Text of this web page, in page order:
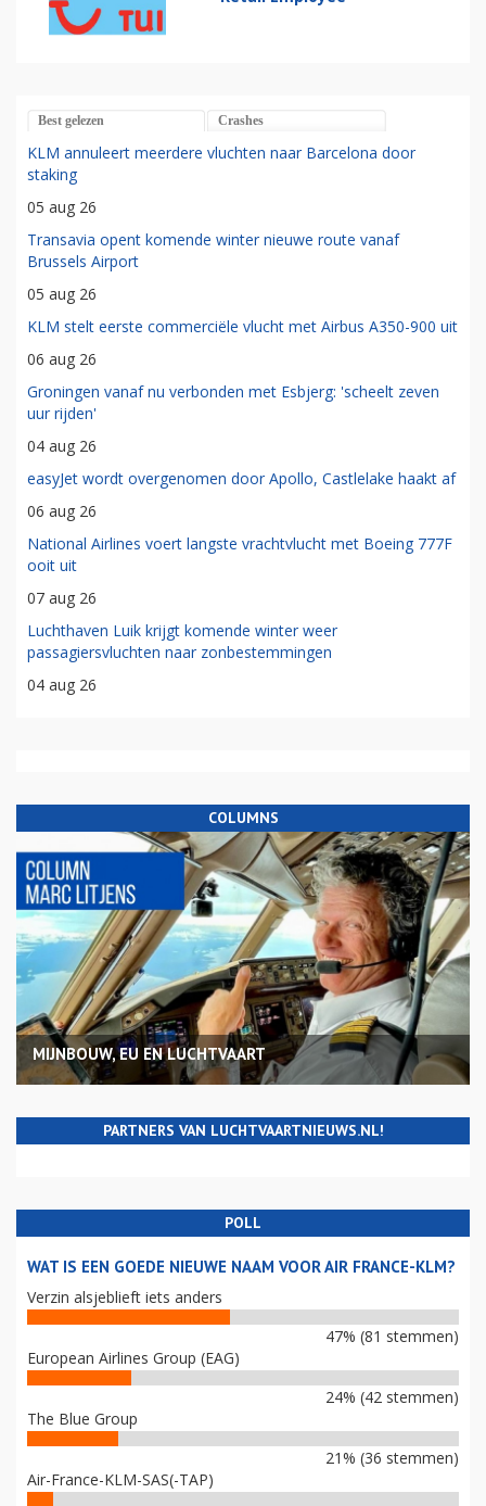
Best gelezen Crashes
KLM annuleert meerdere vluchten naar Barcelona door
staking
05 aug 26
Transavia opent komende winter nieuwe route vanaf
Brussels Airport
05 aug 26
KLM stelt eerste commerciële vlucht met Airbus A350-900 uit
06 aug 26
Groningen vanaf nu verbonden met Esbjerg: 'scheelt zeven
uur rijden'
04 aug 26
easyJet wordt overgenomen door Apollo, Castlelake haakt af
06 aug 26
National Airlines voert langste vrachtvlucht met Boeing 777F
ooit uit
07 aug 26
Luchthaven Luik krijgt komende winter weer
passagiersvluchten naar zonbestemmingen
04 aug 26
COLUMNS
MIJNBOUW, EU EN LUCHTVAART
PARTNERS VAN LUCHTVAARTNIEUWS.NL!
POLL
WAT IS EEN GOEDE NIEUWE NAAM VOOR AIR FRANCE-KLM?
Verzin alsjeblieft iets anders
47% (81 stemmen)
European Airlines Group (EAG)
24% (42 stemmen)
The Blue Group
21% (36 stemmen)
Air-France-KLM-SAS(-TAP)